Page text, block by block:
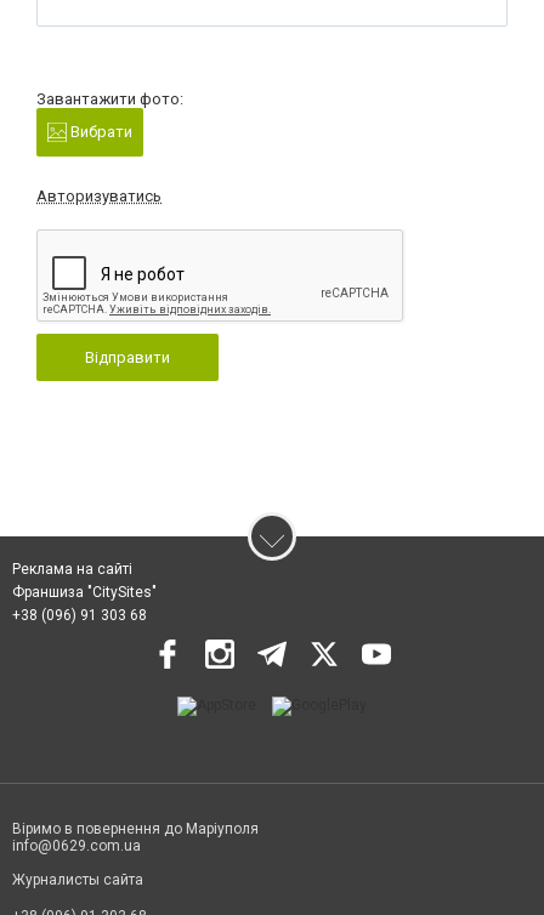
Завантажити фото:
Вибрати
Авторизуватись
Відправити
Реклама на сайті
Франшиза "CitySites"
+38 (096) 91 303 68
Віримо в повернення до Маріуполя
info@0629.com.ua
Журналисты сайта